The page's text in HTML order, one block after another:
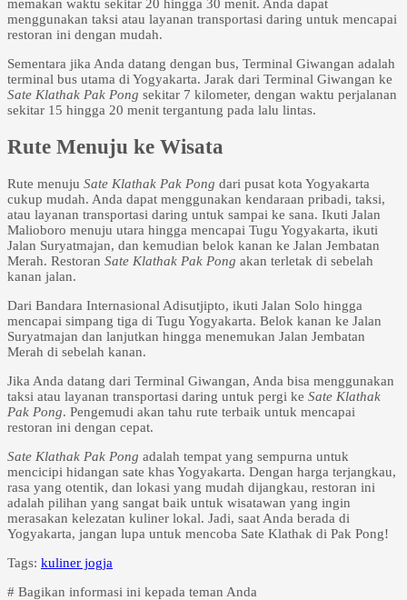
memakan waktu sekitar 20 hingga 30 menit. Anda dapat
menggunakan taksi atau layanan transportasi daring untuk mencapai
restoran ini dengan mudah.
Sementara jika Anda datang dengan bus, Terminal Giwangan adalah
terminal bus utama di Yogyakarta. Jarak dari Terminal Giwangan ke
Sate Klathak Pak Pong sekitar 7 kilometer, dengan waktu perjalanan
sekitar 15 hingga 20 menit tergantung pada lalu lintas.
Rute Menuju ke Wisata
Rute menuju Sate Klathak Pak Pong dari pusat kota Yogyakarta
cukup mudah. Anda dapat menggunakan kendaraan pribadi, taksi,
atau layanan transportasi daring untuk sampai ke sana. Ikuti Jalan
Malioboro menuju utara hingga mencapai Tugu Yogyakarta, ikuti
Jalan Suryatmajan, dan kemudian belok kanan ke Jalan Jembatan
Merah. Restoran Sate Klathak Pak Pong akan terletak di sebelah
kanan jalan.
Dari Bandara Internasional Adisutjipto, ikuti Jalan Solo hingga
mencapai simpang tiga di Tugu Yogyakarta. Belok kanan ke Jalan
Suryatmajan dan lanjutkan hingga menemukan Jalan Jembatan
Merah di sebelah kanan.
Jika Anda datang dari Terminal Giwangan, Anda bisa menggunakan
taksi atau layanan transportasi daring untuk pergi ke Sate Klathak
Pak Pong. Pengemudi akan tahu rute terbaik untuk mencapai
restoran ini dengan cepat.
Sate Klathak Pak Pong adalah tempat yang sempurna untuk
mencicipi hidangan sate khas Yogyakarta. Dengan harga terjangkau,
rasa yang otentik, dan lokasi yang mudah dijangkau, restoran ini
adalah pilihan yang sangat baik untuk wisatawan yang ingin
merasakan kelezatan kuliner lokal. Jadi, saat Anda berada di
Yogyakarta, jangan lupa untuk mencoba Sate Klathak di Pak Pong!
Tags: kuliner jogja
# Bagikan informasi ini kepada teman Anda